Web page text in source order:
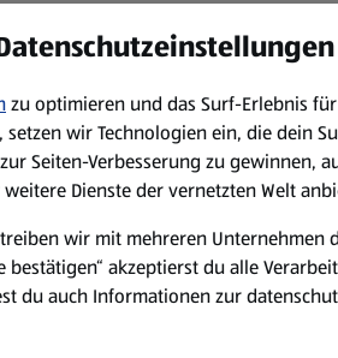
zu optimieren und das Surf-Erlebnis
wir Technologien ein, die dein
Seiten-Verbesserung zu gewinnen,
Dienste der vernetzten Welt
wir mit mehreren Unternehmen
bestätigen“ akzeptierst du alle
du auch Informationen zur